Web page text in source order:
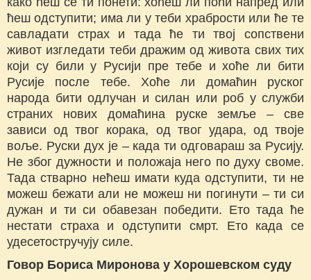
ћеш одступити; има ли у теби храбрости или ће те
савладати страх и тада ће ти твој сопствени
живот изгледати теби дражим од живота свих тих
који су били у Русији пре тебе и хоће ли бити
Русије после тебе. Хоће ли домаћин руског
народа бити одлучан и силан или роб у служби
страних нових домаћина руске земље – све
зависи од твог корака, од твог удара, од твоје
воље. Руски дух је – када ти одговараш за Русију.
Не због дужности и положаја него по духу своме.
Тада стварно нећеш имати куда одступити, ти не
можеш бежати али не можеш ни погинути – ти си
дужан и ти си обавезан победити. Ето тада ће
нестати страха и одступити смрт. Ето када се
удесетостручују силе.
Говор Бориса Миронова у Хорошевском суду